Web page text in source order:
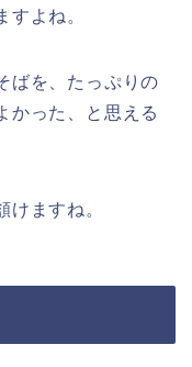
よね。
ばを、たっぷりの
かった、と思える
けますね。